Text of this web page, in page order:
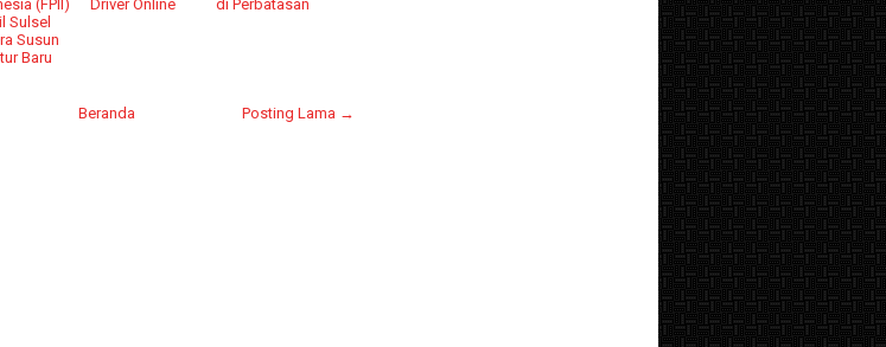
(FPII)
Sulsel
Susun
Baru
Driver Online
di Perbatasan
Posting Lama →
Beranda